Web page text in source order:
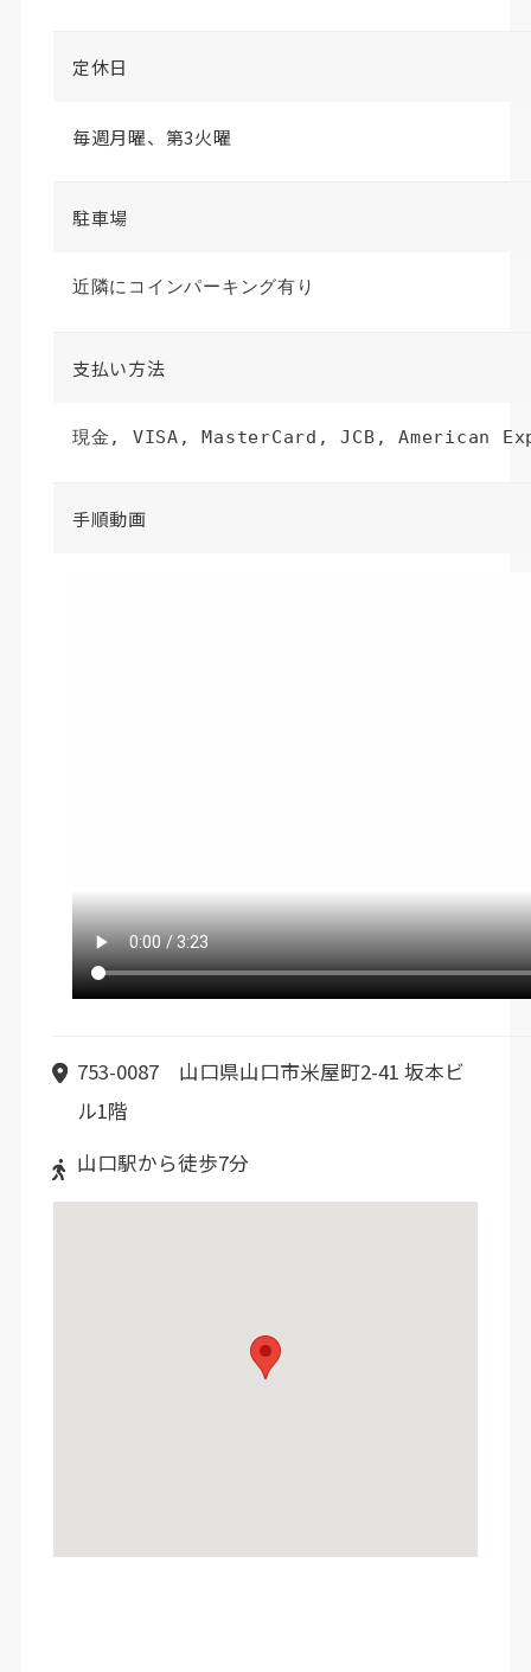
定休日
毎週月曜、第3火曜
駐車場
近隣にコインパーキング有り
支払い方法
現金, VISA, MasterCard, JCB, American
手順動画
753-0087 山口県山口市米屋町2-41 坂本ビ
ル1階
山口駅から徒歩7分